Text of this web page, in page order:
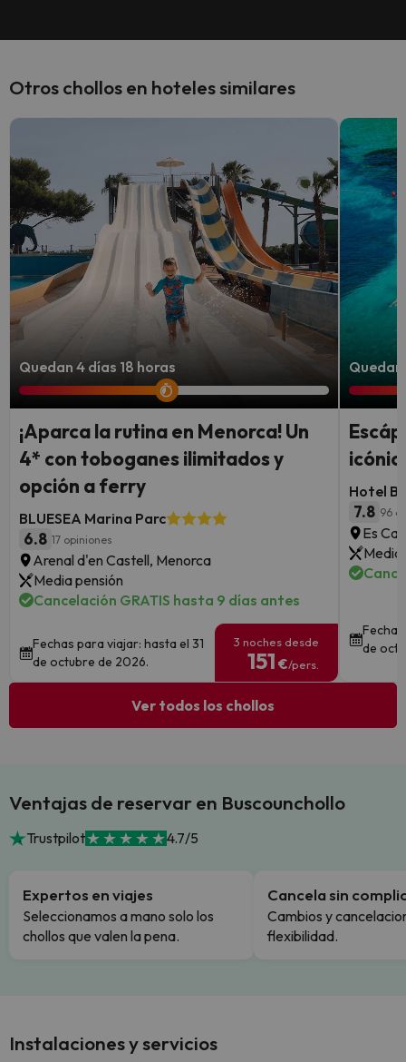
Otros chollos en hoteles similares
Quedan 4 días 18 horas
¡Aparca la rutina en Menorca! Un
4* con toboganes ilimitados y
opción a ferry
BLUESEA Marina Parc
6.8 17 opiniones
Arenal d'en Castell, Menorca
Media pensión
Cancelación GRATIS hasta 9 días antes
Fechas para viajar: hasta el 31
de octubre de 2026.
3 noches desde
151 €/pers.
Quedan
Hotel
7.8 96
Es
Media
de
Ver todos los chollos
Ventajas de reservar en Buscounchollo
Trustpilot 4.7/5
Expertos en viajes
Seleccionamos a mano solo los
chollos que valen la pena.
Cancela sin
Cambios y
flexibilidad.
Instalaciones y servicios